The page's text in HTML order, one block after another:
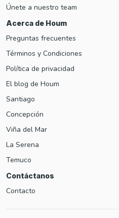
Únete a nuestro team
Acerca de Houm
Preguntas frecuentes
Términos y Condiciones
Política de privacidad
El blog de Houm
Santiago
Concepción
Viña del Mar
La Serena
Temuco
Contáctanos
Contacto